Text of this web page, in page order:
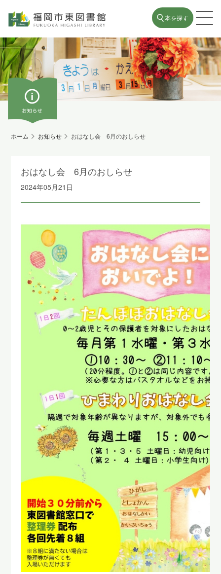
本を探す
ホーム お知らせ おはなし会 6月のおしらせ
おはなし会 6月のおしらせ
2024年05月21日